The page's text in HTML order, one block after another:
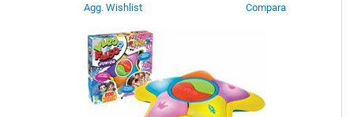
Agg. Wishlist Compara